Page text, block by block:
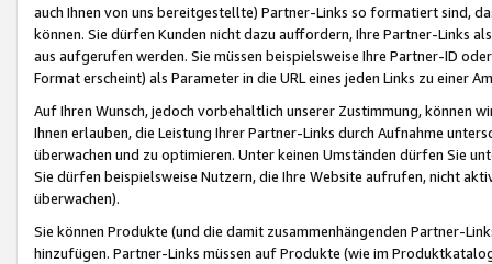
auch Ihnen von uns bereitgestellte) Partner-Links so formatiert sind,
können. Sie dürfen Kunden nicht dazu auffordern, Ihre Partner-Links
aus aufgerufen werden. Sie müssen beispielsweise Ihre Partner-ID
Format erscheint) als Parameter in die URL eines jeden Links zu einer
Auf Ihren Wunsch, jedoch vorbehaltlich unserer Zustimmung, können
Ihnen erlauben, die Leistung Ihrer Partner-Links durch Aufnahme
überwachen und zu optimieren. Unter keinen Umständen dürfen Sie
Sie dürfen beispielsweise Nutzern, die Ihre Website aufrufen, nicht
überwachen).
Sie können Produkte (und die damit zusammenhängenden Partner-
hinzufügen. Partner-Links müssen auf Produkte (wie im